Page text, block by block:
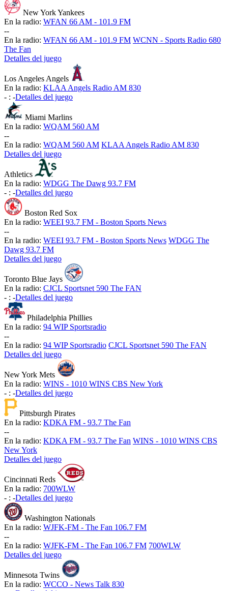
New York Yankees
En la radio: WFAN 66 AM - 101.9 FM
--
En la radio: WFAN 66 AM - 101.9 FM WCNN - Sports Radio 680
The Fan
Detalles del juego
Los Angeles Angels
En la radio: KLAA Angels Radio AM 830
- : -Detalles del juego
Miami Marlins
En la radio: WQAM 560 AM
--
En la radio: WQAM 560 AM KLAA Angels Radio AM 830
Detalles del juego
Athletics
En la radio: WDGG The Dawg 93.7 FM
- : -Detalles del juego
Boston Red Sox
En la radio: WEEI 93.7 FM - Boston Sports News
--
En la radio: WEEI 93.7 FM - Boston Sports News WDGG The
Dawg 93.7 FM
Detalles del juego
Toronto Blue Jays
En la radio: CJCL Sportsnet 590 The FAN
- : -Detalles del juego
Philadelphia Phillies
En la radio: 94 WIP Sportsradio
--
En la radio: 94 WIP Sportsradio CJCL Sportsnet 590 The FAN
Detalles del juego
New York Mets
En la radio: WINS - 1010 WINS CBS New York
- : -Detalles del juego
Pittsburgh Pirates
En la radio: KDKA FM - 93.7 The Fan
--
En la radio: KDKA FM - 93.7 The Fan WINS - 1010 WINS CBS
New York
Detalles del juego
Cincinnati Reds
En la radio: 700WLW
- : -Detalles del juego
Washington Nationals
En la radio: WJFK-FM - The Fan 106.7 FM
--
En la radio: WJFK-FM - The Fan 106.7 FM 700WLW
Detalles del juego
Minnesota Twins
En la radio: WCCO - News Talk 830